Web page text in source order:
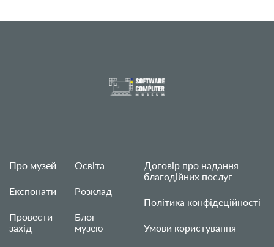
Про музей
Експонати
Провести
захід
Освіта
Розклад
Блог
музею
Договір про надання
благодійних послуг
Політика конфідеційності
Умови користування